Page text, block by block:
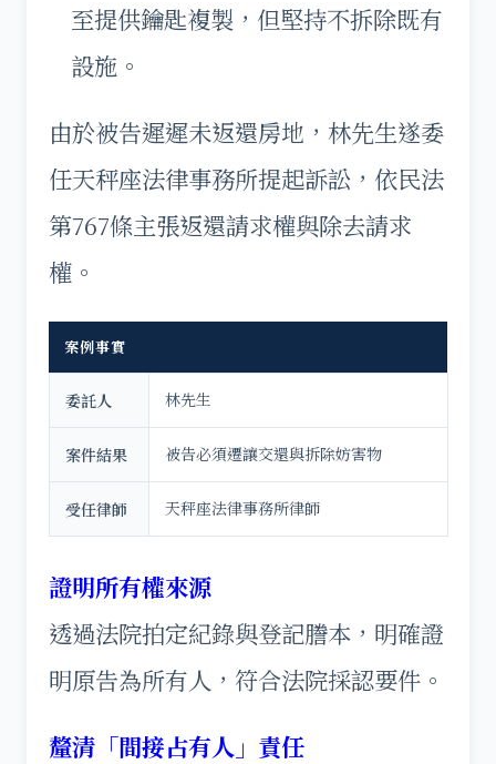
至提供鑰匙複製，但堅持不拆除既有
設施。
由於被告遲遲未返還房地，林先生遂委
任天秤座法律事務所提起訴訟，依民法
第767條主張返還請求權與除去請求
權。
案例事實
委託人 林先生
案件結果 被告必須遷讓交還與拆除妨害物
受任律師 天秤座法律事務所律師
證明所有權來源
透過法院拍定紀錄與登記謄本，明確證
明原告為所有人，符合法院採認要件。
釐清「間接占有人」責任